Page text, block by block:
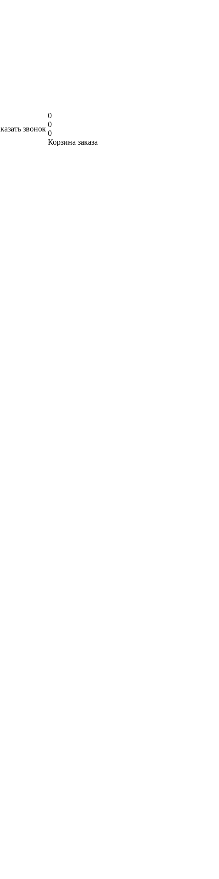
звонок
0
0
0
Корзина заказа